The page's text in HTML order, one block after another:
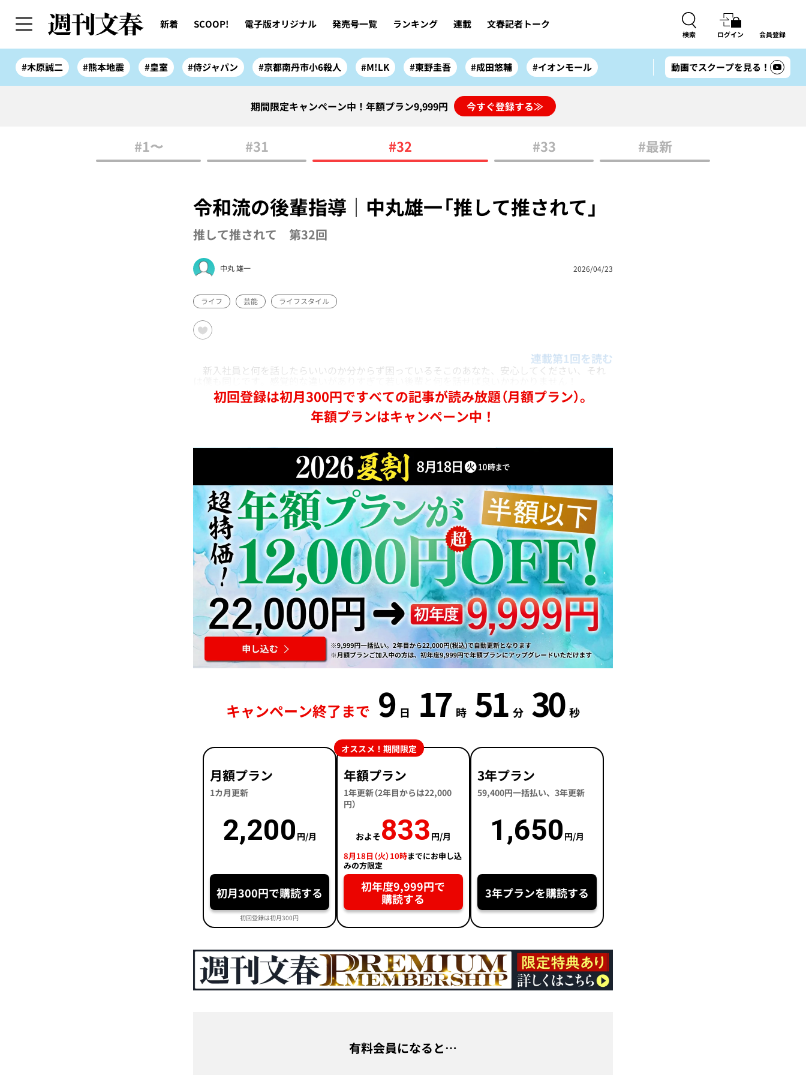
新着 SCOOP! 電子版オリジナル 発売号一覧 ランキング 連載 文春記者トーク
検索 ログイン 会員登録
#木原誠二 #熊本地震 #皇室 #侍ジャパン #京都南丹市小6殺人 #M!LK #東野圭吾 #成田悠輔 #イオンモール 動画でスクープを見る！
期間限定キャンペーン中！年額プラン9,999円 今すぐ登録する≫
#1〜 #31 #32 #33 #最新
令和流の後輩指導｜中丸雄一「推して推されて」
推して推されて 第32回
中丸 雄一 2026/04/23
ライフ 芸能 ライフスタイル
連載第1回を読む
新入社員と何を話したらいいのか分からず困っているそこのあなた、安心してください、それ
初回登録は初月300円ですべての記事が読み放題（月額プラン）。
年額プランはキャンペーン中！
キャンペーン終了まで 9 日 17 時 51 分 29 秒
月額プラン
1カ月更新
2,200 円/月
初月300円で購読する
初回登録は初月300円
年額プラン
1年更新（2年目からは22,000
円）
およそ833 円/月
8月18日（火）10時までにお申し込
みの方限定
初年度9,999円で
購読する
オススメ！期間限定
3年プラン
59,400円一括払い、3年更新
1,650 円/月
3年プランを購読する
有料会員になると…